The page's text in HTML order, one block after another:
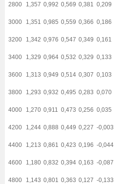
2800 1,357 0,992 0,569 0,381 0,209
3000 1,351 0,985 0,559 0,366 0,186
3200 1,342 0,976 0,547 0,349 0,161
3400 1,329 0,964 0,532 0,329 0,133
3600 1,313 0,949 0,514 0,307 0,103
3800 1,293 0,932 0,495 0,283 0,070
4000 1,270 0,911 0,473 0,256 0,035
4200 1,244 0,888 0,449 0,227 -0,003
4400 1,213 0,861 0,423 0,196 -0,044
4600 1,180 0,832 0,394 0,163 -0,087
4800 1,143 0,801 0,363 0,127 -0,133